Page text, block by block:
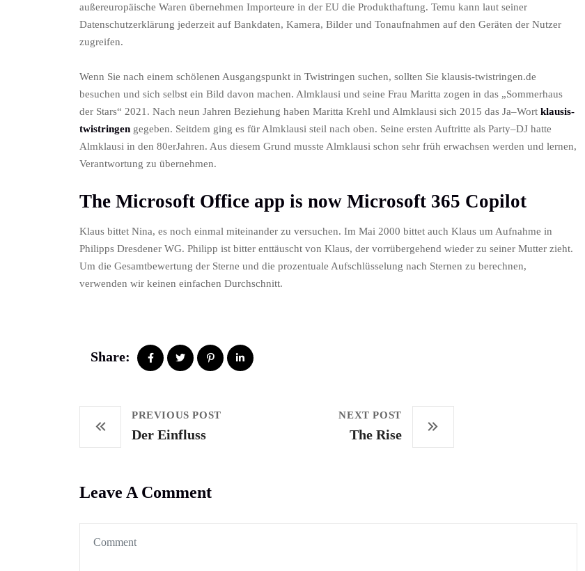
außereuropäische Waren übernehmen Importeure in der EU die Produkthaftung. Temu kann laut seiner
Datenschutzerklärung jederzeit auf Bankdaten, Kamera, Bilder und Tonaufnahmen auf den Geräten der Nutzer
zugreifen.
Wenn Sie nach einem schölenen Ausgangspunkt in Twistringen suchen, sollten Sie klausis-twistringen.de
besuchen und sich selbst ein Bild davon machen. Almklausi und seine Frau Maritta zogen in das „Sommerhaus
der Stars“ 2021. Nach neun Jahren Beziehung haben Maritta Krehl und Almklausi sich 2015 das Ja–Wort klausis-
twistringen gegeben. Seitdem ging es für Almklausi steil nach oben. Seine ersten Auftritte als Party–DJ hatte
Almklausi in den 80erJahren. Aus diesem Grund musste Almklausi schon sehr früh erwachsen werden und lernen,
Verantwortung zu übernehmen.
The Microsoft Office app is now Microsoft 365 Copilot
Klaus bittet Nina, es noch einmal miteinander zu versuchen. Im Mai 2000 bittet auch Klaus um Aufnahme in
Philipps Dresdener WG. Philipp ist bitter enttäuscht von Klaus, der vorrübergehend wieder zu seiner Mutter zieht.
Um die Gesamtbewertung der Sterne und die prozentuale Aufschlüsselung nach Sternen zu berechnen,
verwenden wir keinen einfachen Durchschnitt.
Share:
PREVIOUS POST
Der Einfluss
NEXT POST
The Rise
Leave A Comment